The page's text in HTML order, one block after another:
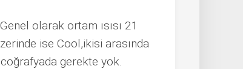
olarak ortam ısısı 21
ise Cool,ikisi arasında
gerekte yok.